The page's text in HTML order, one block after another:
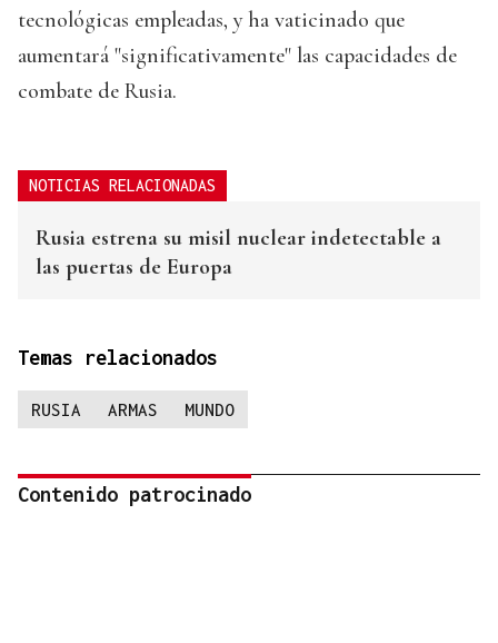
tecnológicas empleadas, y ha vaticinado que
aumentará "significativamente" las capacidades de
combate de Rusia.
NOTICIAS RELACIONADAS
Rusia estrena su misil nuclear indetectable a
las puertas de Europa
Temas relacionados
RUSIA ARMAS MUNDO
Contenido patrocinado